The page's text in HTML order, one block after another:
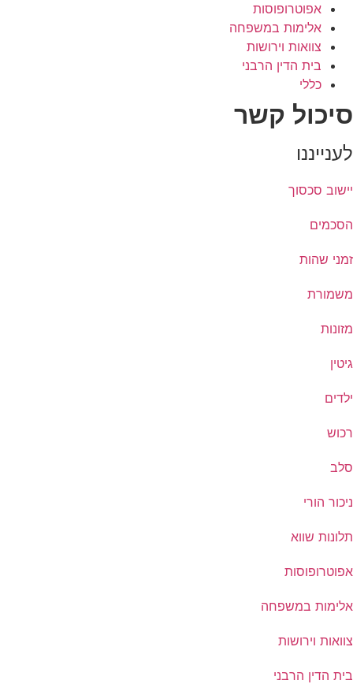
אפוטרופוסות
אלימות במשפחה
צוואות וירושות
בית הדין הרבני
כללי
סיכול קשר
לענייננו
יישוב סכסוך
הסכמים
זמני שהות
משמורת
מזונות
גיטין
ילדים
רכוש
סלב
ניכור הורי
תלונות שווא
אפוטרופוסות
אלימות במשפחה
צוואות וירושות
בית הדין הרבני